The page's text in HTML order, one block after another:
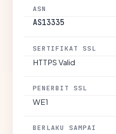
ASN
AS13335
SERTIFIKAT SSL
HTTPS Valid
PENERBIT SSL
WE1
BERLAKU SAMPAI